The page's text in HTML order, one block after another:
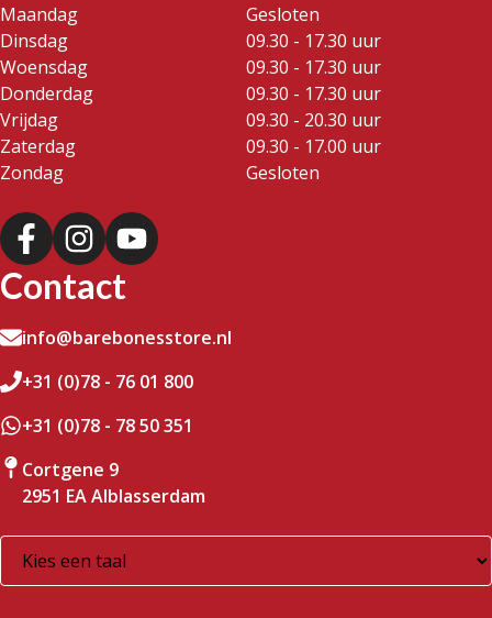
Maandag
Gesloten
Dinsdag
09.30 - 17.30 uur
Woensdag
09.30 - 17.30 uur
Donderdag
09.30 - 17.30 uur
Vrijdag
09.30 - 20.30 uur
Zaterdag
09.30 - 17.00 uur
Zondag
Gesloten
Contact
info@barebonesstore.nl
+31 (0)78 - 76 01 800
+31 (0)78 - 78 50 351
Cortgene 9
2951 EA Alblasserdam